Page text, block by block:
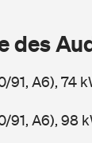
des
91, A6), 74
91, A6), 98